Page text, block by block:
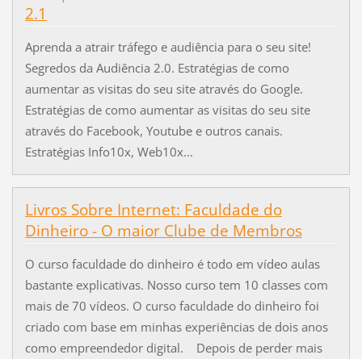
2.1
Aprenda a atrair tráfego e audiência para o seu site!
Segredos da Audiência 2.0. Estratégias de como
aumentar as visitas do seu site através do Google.
Estratégias de como aumentar as visitas do seu site
através do Facebook, Youtube e outros canais.
Estratégias Info10x, Web10x...
Livros Sobre Internet: Faculdade do
Dinheiro - O maior Clube de Membros
O curso faculdade do dinheiro é todo em vídeo aulas
bastante explicativas. Nosso curso tem 10 classes com
mais de 70 vídeos. O curso faculdade do dinheiro foi
criado com base em minhas experiências de dois anos
como empreendedor digital. Depois de perder mais